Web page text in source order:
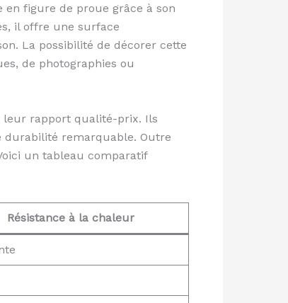
figure de proue grâce à son
il offre une surface
La possibilité de décorer cette
de photographies ou
leur rapport qualité-prix. Ils
durabilité remarquable. Outre
un tableau comparatif
Résistance à la chaleur